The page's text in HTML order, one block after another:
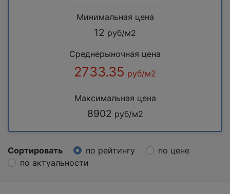
Минимальная цена
12 руб/м2
Среднерыночная цена
2733.35 руб/м2
Максимальная цена
8902 руб/м2
Сортировать по рейтингу
по цене
по актуальности